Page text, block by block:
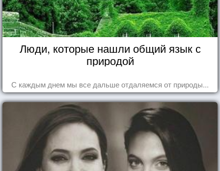
Люди, которые нашли общий язык с
природой
С каждым днем мы все дальше отдаляемся от природы...